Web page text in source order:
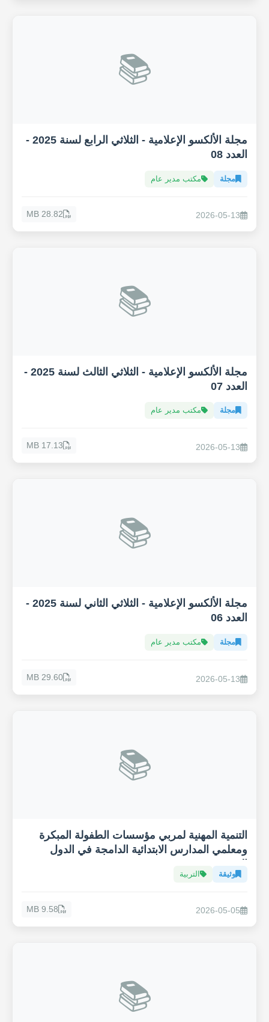
📚
مجلة الألكسو الإعلامية - الثلاثي الرابع لسنة 2025 -
العدد 08
مجلة مكتب مدير عام
2026-05-13
28.82 MB
📚
مجلة الألكسو الإعلامية - الثلاثي الثالث لسنة 2025 -
العدد 07
مجلة مكتب مدير عام
2026-05-13
17.13 MB
📚
مجلة الألكسو الإعلامية - الثلاثي الثاني لسنة 2025 -
العدد 06
مجلة مكتب مدير عام
2026-05-13
29.60 MB
📚
التنمية المهنية لمربي مؤسسات الطفولة المبكرة
ومعلمي المدارس الابتدائية الدامجة في الدول
وثيقة التربية
2026-05-05
9.58 MB
📚